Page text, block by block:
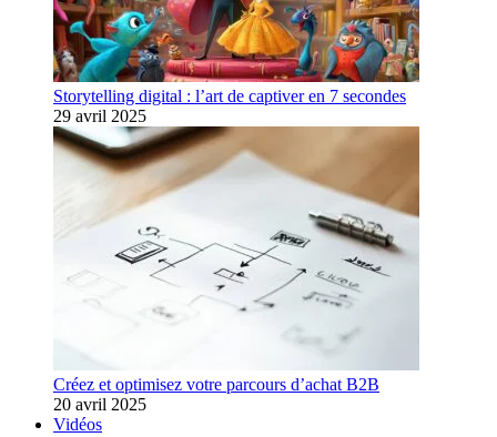
Storytelling digital : l’art de captiver en 7 secondes
29 avril 2025
Créez et optimisez votre parcours d’achat B2B
20 avril 2025
Vidéos